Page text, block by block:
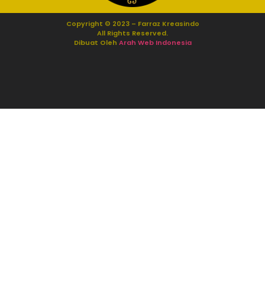
Copyright © 2023 – Farraz Kreasindo
All Rights Reserved.
Dibuat Oleh Arah Web Indonesia